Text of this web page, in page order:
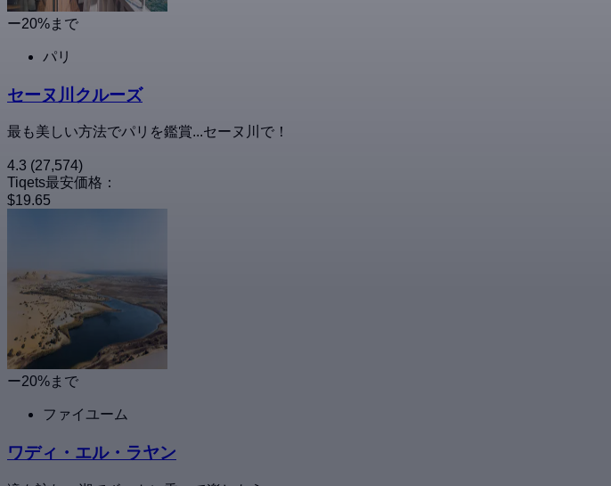
ー20%まで
パリ
セーヌ川クルーズ
最も美しい方法でパリを鑑賞...セーヌ川で！
4.3 (27,574)
Tiqets最安価格：
$19.65
ー20%まで
ファイユーム
ワディ・エル・ラヤン